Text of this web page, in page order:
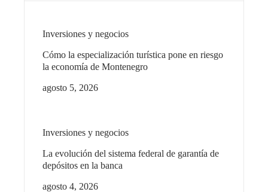
Inversiones y negocios
Cómo la especialización turística pone en riesgo
la economía de Montenegro
agosto 5, 2026
Inversiones y negocios
La evolución del sistema federal de garantía de
depósitos en la banca
agosto 4, 2026